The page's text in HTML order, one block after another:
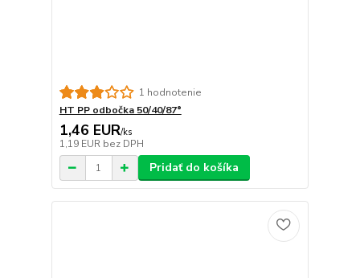
1 hodnotenie
HT PP odbočka 50/40/87°
1,46 EUR/ks
1,19 EUR bez DPH
Pridať do košíka